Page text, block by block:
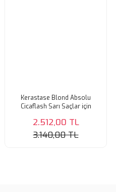
Kerastase Blond Absolu
Cicaflash Sarı Saçlar için
Bakım Kremi 250ml
2.512,00 TL
3.140,00 TL